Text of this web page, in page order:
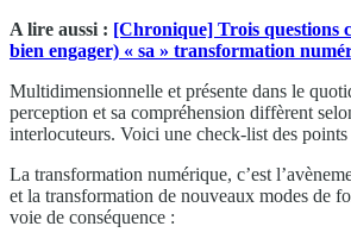
A lire aussi : [Chronique] Trois questions
bien engager) « sa » transformation
Multidimensionnelle et présente dans le
perception et sa compréhension diffèrent
interlocuteurs. Voici une check-list des points
La transformation numérique, c’est
et la transformation de nouveaux modes de
voie de conséquence :